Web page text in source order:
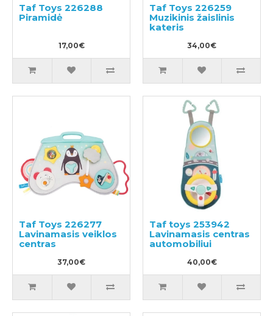
Taf Toys 226288
Piramidė
17,00€
Taf Toys 226259
Muzikinis žaislinis
kateris
34,00€
Taf Toys 226277
Lavinamasis veiklos
centras
37,00€
Taf toys 253942
Lavinamasis centras
automobiliui
40,00€